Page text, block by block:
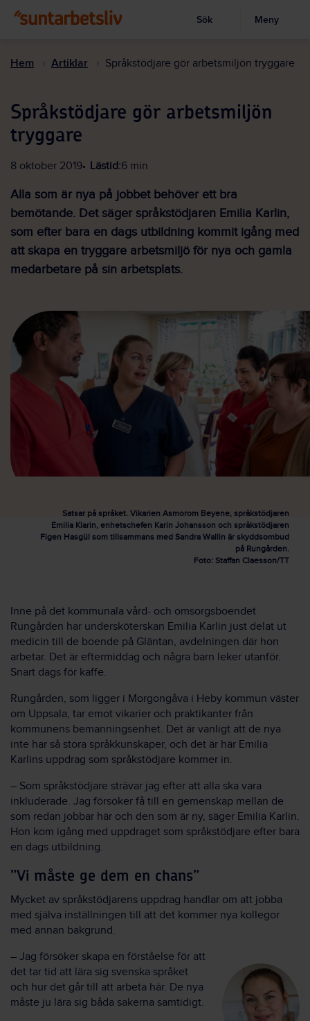
till
Visa sökruta
Sök Meny
Hem Artiklar Språkstödjare gör arbetsmiljön tryggare
Språkstödjare gör arbetsmiljön
tryggare
8 oktober 2019 Lästid:6 min
Alla som är nya på jobbet behöver ett bra
bemötande. Det säger språkstödjaren Emilia Karlin,
som efter bara en dags utbildning kommit igång med
att skapa en tryggare arbetsmiljö för nya och gamla
medarbetare på sin arbetsplats.
Satsar på språket. Vikarien Asmorom Beyene, språkstödjaren
Emilia Klarin, enhetschefen Karin Johansson och språkstödjaren
Figen Hasgül som tillsammans med Sandra Wallin är skyddsombud
på Rungården.
Foto: Staffan Claesson/TT
Inne på det kommunala vård- och omsorgsboendet
Rungården har undersköterskan Emilia Karlin just delat ut
medicin till de boende på Gläntan, avdelningen där hon
arbetar. Det är eftermiddag och några barn leker utanför.
Snart dags för kaffe.
Rungården, som ligger i Morgongåva i Heby kommun väster
om Uppsala, tar emot vikarier och praktikanter från
kommunens bemanningsenhet. Det är vanligt att de nya
inte har så stora språkkunskaper, och det är här Emilia
Karlins uppdrag som språkstödjare kommer in.
– Som språkstödjare strävar jag efter att alla ska vara
inkluderade. Jag försöker få till en gemenskap mellan de
som redan jobbar här och den som är ny, säger Emilia Karlin.
Hon kom igång med uppdraget som språkstödjare efter bara
en dags utbildning.
”Vi måste ge dem en chans”
Mycket av språkstödjarens uppdrag handlar om att jobba
med själva inställningen till att det kommer nya kollegor
med annan bakgrund.
– Jag försöker skapa en förståelse för att
det tar tid att lära sig svenska språket
och hur det går till att arbeta här. De nya
måste ju lära sig båda sakerna samtidigt.